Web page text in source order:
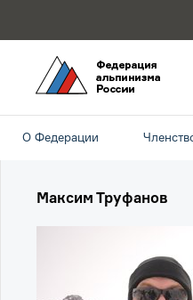
О Федерации
Максим Труфанов